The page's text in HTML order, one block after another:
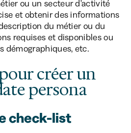
ou un secteur d'activité
et obtenir des informations
du métier ou du
requises et disponibles ou
démographiques, etc.
créer un
persona
check-list